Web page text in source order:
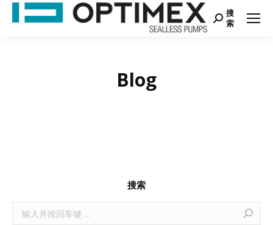
Search:
搜
索
Blog
搜索
Search: